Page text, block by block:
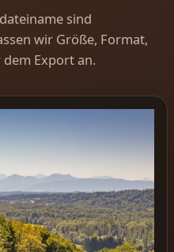
sind
wir Größe, Format,
Export an.